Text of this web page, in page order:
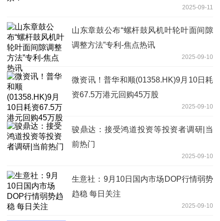
2025-09-11
山东章鼓公布“螺杆鼓风机叶轮叶面间隙
调整方法”专利-焦点热讯
2025-09-10
微资讯！普华和顺(01358.HK)9月10日耗
资67.5万港元回购45万股
2025-09-10
骏鼎达：接受鸿道投资等投资者调研|当
前热门
2025-09-10
生意社：9月10日国内市场DOP行情弱势
趋稳 每日关注
2025-09-10